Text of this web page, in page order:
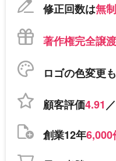
修正回数は無
著作権完全譲渡
ロゴの色変更も
顧客評価4.91
創業12年6,000